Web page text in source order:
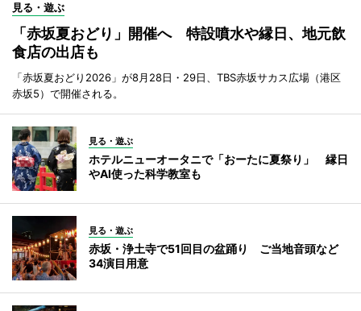
見る・遊ぶ
「赤坂夏おどり」開催へ 特設噴水や縁日、地元飲
食店の出店も
「赤坂夏おどり2026」が8月28日・29日、TBS赤坂サカス広場（港区
赤坂5）で開催される。
見る・遊ぶ
ホテルニューオータニで「おーたに夏祭り」 縁日
やAI使った科学教室も
見る・遊ぶ
赤坂・浄土寺で51回目の盆踊り ご当地音頭など
34演目用意